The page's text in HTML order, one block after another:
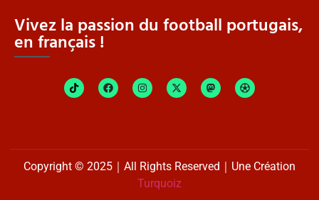
Vivez la passion du football portugais,
en français !
Copyright © 2025｜All Rights Reserved｜Une Création
Turquoiz